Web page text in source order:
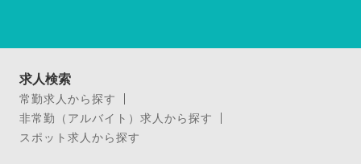
求人検索
常勤求人から探す
非常勤（アルバイト）求人から探す
スポット求人から探す